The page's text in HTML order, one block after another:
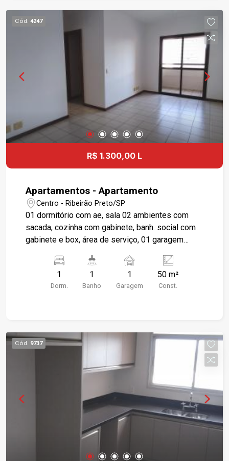
PORTAS EM MADEIRA EM BRANCO ACETINADO,
AMPLA SACADA/ VARANDA LAMADO, CORES
ESTRELA CADENTE (CLARA) E POPA (ESCURA) .
APARTAMENTO TIPO STÚDIO. PORTARIA 24
HORAS E COM RECONHECIMENTO
BIOMÉTRICO. PRÉDIO COM LAVANDERIA
(EQUIPADO COM MÁQUINAS LAVA E SECA),
ACADEMIA, LOUNGE, SALÃO DE FESTAS E
CYBER ROOM. CONDOMÍNIO E IPTU POR CONTA
DO LOCATÁRIO.
Cód. 4247
R$ 1.300,00 L
Apartamentos - Apartamento
Centro - Ribeirão Preto/SP
01 dormitório com ae, sala 02 ambientes com
sacada, cozinha com gabinete, banh. social com
gabinete e box, área de serviço, 01 garagem
1
Dorm.
1
Banho
1
Garagem
50 m²
Const.
Cód. 9737